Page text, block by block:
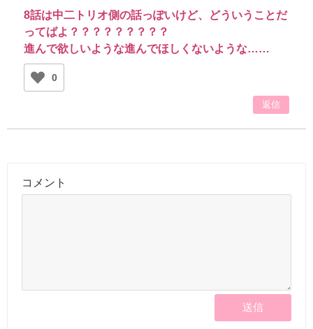
8話は中二トリオ側の話っぽいけど、どういうことだ
ってばよ？？？？？？？？？
進んで欲しいような進んでほしくないような……
0
返信
コメント